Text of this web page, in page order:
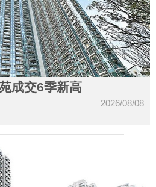
成交6季新高
2026/08/08